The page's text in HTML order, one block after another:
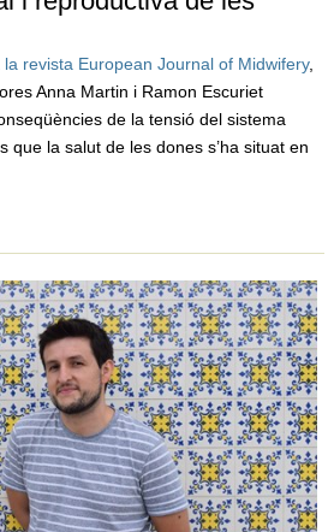
revista European Journal of Midwifery,
Anna Martin i Ramon Escuriet
de la tensió del sistema
que la salut de les dones s’ha situat en